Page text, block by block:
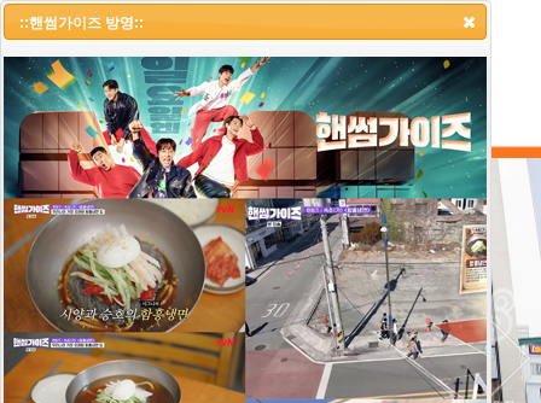
::냉면랩소디 1부::
::핸썸가이즈 방영::